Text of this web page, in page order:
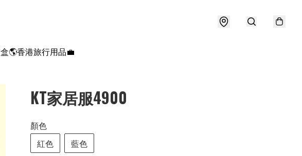
🌎香港旅行用品💼
KT家居服4900
顏色
紅色
藍色